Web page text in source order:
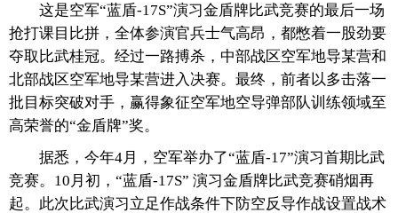
这是空军“蓝盾-17S”演习金盾牌比武竞赛的最后一场
抢打课目比拼，全体参演官兵士气高昂，都憋着一股劲要
夺取比武桂冠。经过一路搏杀，中部战区空军地导某营和
北部战区空军地导某营进入决赛。最终，前者以多击落一
批目标突破对手，赢得象征空军地空导弹部队训练领域至
高荣誉的“金盾牌”奖。
据悉，今年4月，空军举办了“蓝盾-17”演习首期比武
竞赛。10月初，“蓝盾-17S” 演习金盾牌比武竞赛硝烟再
起。此次比武演习立足作战条件下防空反导作战设置战术